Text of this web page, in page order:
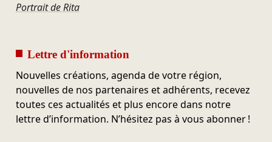
Portrait de Rita
Lettre d'information
Nouvelles créations, agenda de votre région,
nouvelles de nos partenaires et adhérents, recevez
toutes ces actualités et plus encore dans notre
lettre d’information. N’hésitez pas à vous abonner !